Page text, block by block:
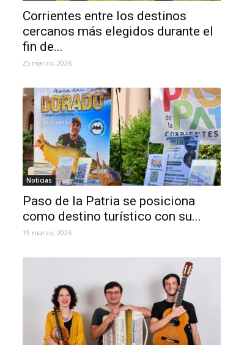
Corrientes entre los destinos
cercanos más elegidos durante el
fin de...
25 marzo, 2026
Noticias
Paso de la Patria se posiciona
como destino turístico con su...
19 marzo, 2026